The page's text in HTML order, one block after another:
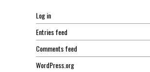
Log in
Entries feed
Comments feed
WordPress.org